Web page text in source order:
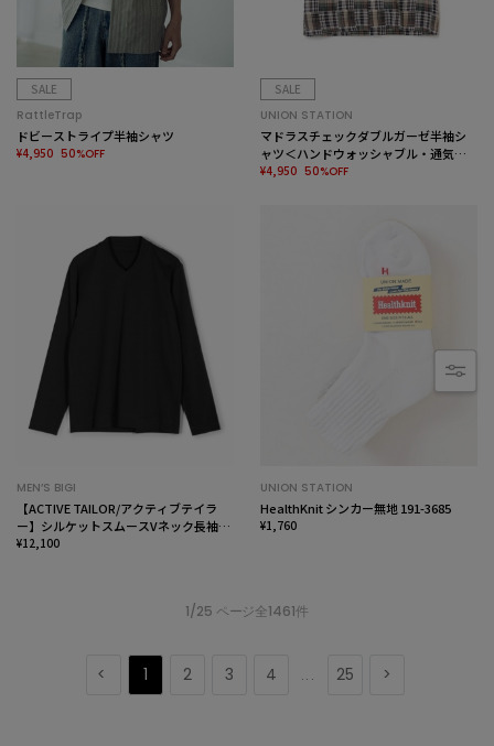
SALE
RattleTrap
ドビーストライプ半袖シャツ
¥4,950 50%OFF
SALE
UNION STATION
マドラスチェックダブルガーゼ半袖シ
ャツ＜ハンドウォッシャブル・通気性
＞
¥4,950 50%OFF
MEN’S BIGI
【ACTIVE TAILOR/アクティブテイラ
ー】シルケットスムースVネック長袖T
シャツ
¥12,100
UNION STATION
HealthKnit シンカー無地 191-3685
¥1,760
1/25 ページ全1461件
1 2 3 4 ... 25